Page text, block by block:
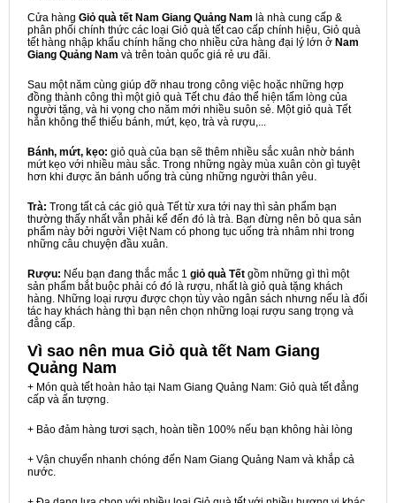
Cửa hàng Giỏ quà tết Nam Giang Quảng Nam là nhà cung cấp &
phân phối chính thức các loại Giỏ quà tết cao cấp chính hiệu, Giỏ quà
tết hàng nhập khẩu chính hãng cho nhiều cửa hàng đại lý lớn ở Nam
Giang Quảng Nam và trên toàn quốc giá rẻ ưu đãi.
Sau một năm cùng giúp đỡ nhau trong công việc hoặc những hợp
đồng thành công thì một giỏ quà Tết chu đáo thể hiện tấm lòng của
người tặng, và hi vọng cho năm mới nhiều suôn sẻ. Một giỏ quà Tết
hẳn không thể thiếu bánh, mứt, kẹo, trà và rượu,...
Bánh, mứt, kẹo: giỏ quà của bạn sẽ thêm nhiều sắc xuân nhờ bánh
mứt kẹo với nhiều màu sắc. Trong những ngày mùa xuân còn gì tuyệt
hơn khi được ăn bánh uống trà cùng những người thân yêu.
Trà: Trong tất cả các giỏ quà Tết từ xưa tới nay thì sản phẩm bạn
thường thấy nhất vẫn phải kể đến đó là trà. Bạn đừng nên bỏ qua sản
phẩm này bởi người Việt Nam có phong tục uống trà nhâm nhi trong
những câu chuyện đầu xuân.
Rượu: Nếu bạn đang thắc mắc 1 giỏ quà Tết gồm những gì thì một
sản phẩm bắt buộc phải có đó là rượu, nhất là giỏ quà tặng khách
hàng. Những loại rượu được chọn tùy vào ngân sách nhưng nếu là đối
tác hay khách hàng thì bạn nên chọn những loại rượu sang trọng và
đẳng cấp.
Vì sao nên mua Giỏ quà tết Nam Giang
Quảng Nam
+ Món quà tết hoàn hảo tại Nam Giang Quảng Nam: Giỏ quà tết đẳng
cấp và ấn tượng.
+ Bảo đảm hàng tươi sạch, hoàn tiền 100% nếu bạn không hài lòng
+ Vận chuyển nhanh chóng đến Nam Giang Quảng Nam và khắp cả
nước.